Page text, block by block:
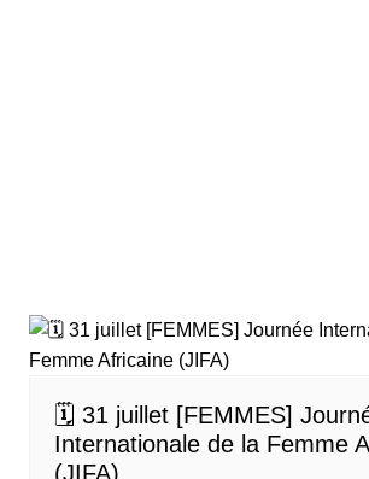
🗓️ 31 juillet [FEMMES]
Internationale de la Femme
(JIFA)